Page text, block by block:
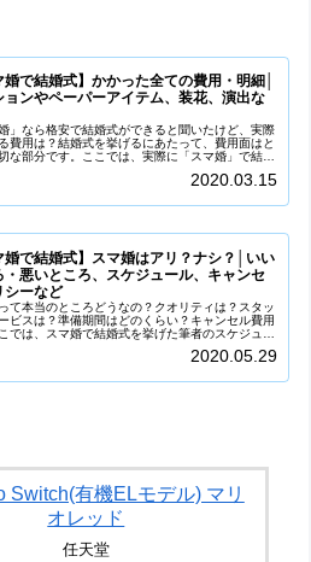
婚で結婚式】かかった全ての費用・明細│
ョンやペーパーアイテム、装花、演出な
婚」なら格安で結婚式ができると聞いたけど、実際
費用は？結婚式を挙げるにあたって、費用面はと
な部分です。ここでは、実際に「スマ婚」で結婚
2020.03.15
婚で結婚式】スマ婚はアリ？ナシ？│いい
・悪いところ、スケジュール、キャンセ
シーなど
て本当のところどうなの？クオリティは？スタッ
ビスは？準備期間はどのくらい？キャンセル費用
では、スマ婚で結婚式を挙げた筆者のスケジュー
2020.05.29
Switch(有機ELモデル) マリ
オレッド
任天堂